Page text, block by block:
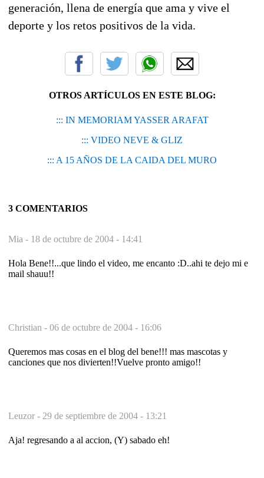
generación, llena de energía que ama y vive el
deporte y los retos positivos de la vida.
OTROS ARTÍCULOS EN ESTE BLOG:
::: IN MEMORIAM YASSER ARAFAT
::: VIDEO NEVE & GLIZ
::: A 15 AÑOS DE LA CAIDA DEL MURO
3 COMENTARIOS
Mia - 18 de octubre de 2004 - 14:41
Hola Bene!!...que lindo el video, me encanto :D..ahi te dejo mi e
mail shauu!!
Christian - 06 de octubre de 2004 - 16:06
Queremos mas cosas en el blog del bene!!! mas mascotas y
canciones que nos divierten!!Vuelve pronto amigo!!
Leuzor - 29 de septiembre de 2004 - 13:21
Aja! regresando a al accion, (Y) sabado eh!